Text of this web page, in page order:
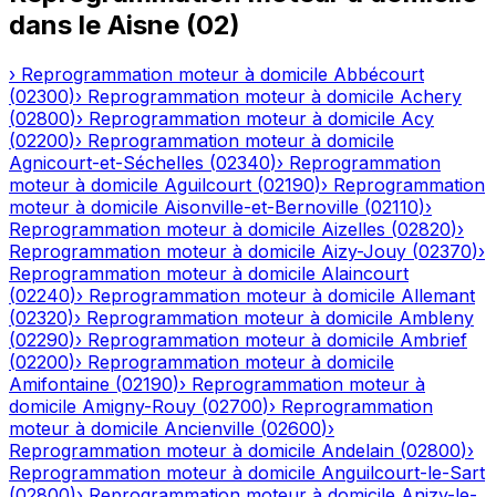
dans le Aisne (02)
› Reprogrammation moteur à domicile Abbécourt
(02300)› Reprogrammation moteur à domicile Achery
(02800)› Reprogrammation moteur à domicile Acy
(02200)› Reprogrammation moteur à domicile
Agnicourt-et-Séchelles (02340)› Reprogrammation
moteur à domicile Aguilcourt (02190)› Reprogrammation
moteur à domicile Aisonville-et-Bernoville (02110)›
Reprogrammation moteur à domicile Aizelles (02820)›
Reprogrammation moteur à domicile Aizy-Jouy (02370)›
Reprogrammation moteur à domicile Alaincourt
(02240)› Reprogrammation moteur à domicile Allemant
(02320)› Reprogrammation moteur à domicile Ambleny
(02290)› Reprogrammation moteur à domicile Ambrief
(02200)› Reprogrammation moteur à domicile
Amifontaine (02190)› Reprogrammation moteur à
domicile Amigny-Rouy (02700)› Reprogrammation
moteur à domicile Ancienville (02600)›
Reprogrammation moteur à domicile Andelain (02800)›
Reprogrammation moteur à domicile Anguilcourt-le-Sart